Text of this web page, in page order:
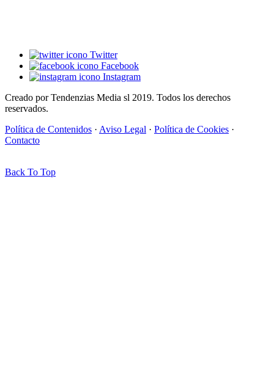
Twitter
Facebook
Instagram
Creado por Tendenzias Media sl 2019. Todos los derechos
reservados.
Política de Contenidos · Aviso Legal · Política de Cookies ·
Contacto
Back To Top